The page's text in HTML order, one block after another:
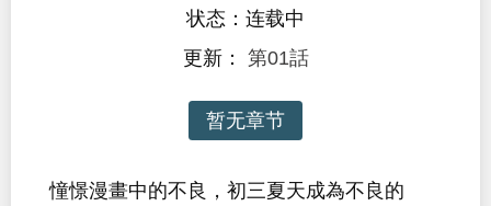
状态：连载中
更新： 第01話
暂无章节
憧憬漫畫中的不良，初三夏天成為不良的